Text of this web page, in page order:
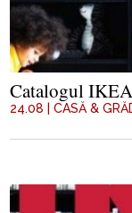
Catalogul
24.08 |CASĂ &